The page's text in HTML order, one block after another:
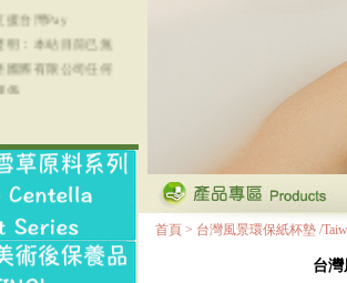
明：本站目前已無
國際有限公司任何
係
援支付宝
￥71.00)
首頁 > 台灣風景環保紙杯墊 /
台灣